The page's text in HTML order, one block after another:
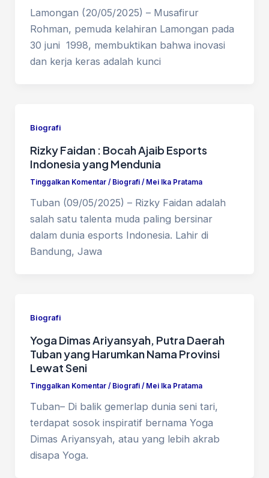
Lamongan (20/05/2025) – Musafirur
Rohman, pemuda kelahiran Lamongan pada
30 juni 1998, membuktikan bahwa inovasi
dan kerja keras adalah kunci
Biografi
Rizky Faidan : Bocah Ajaib Esports
Indonesia yang Mendunia
Tinggalkan Komentar / Biografi/ Mei Ika Pratama
Tuban (09/05/2025) – Rizky Faidan adalah
salah satu talenta muda paling bersinar
dalam dunia esports Indonesia. Lahir di
Bandung, Jawa
Biografi
Yoga Dimas Ariyansyah, Putra Daerah
Tuban yang Harumkan Nama Provinsi
Lewat Seni
Tinggalkan Komentar / Biografi/ Mei Ika Pratama
Tuban– Di balik gemerlap dunia seni tari,
terdapat sosok inspiratif bernama Yoga
Dimas Ariyansyah, atau yang lebih akrab
disapa Yoga.